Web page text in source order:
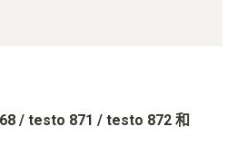
/ testo 871 / testo 872 和